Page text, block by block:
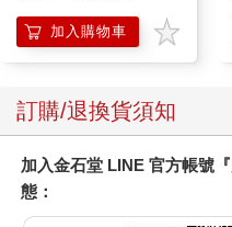
加入購物車
訂購/退換貨須知
加入金石堂 LINE 官方帳號
態：